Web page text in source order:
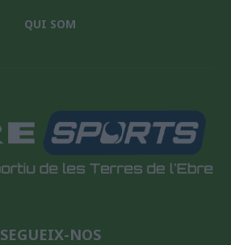
QUI SOM
SEGUEIX-NOS